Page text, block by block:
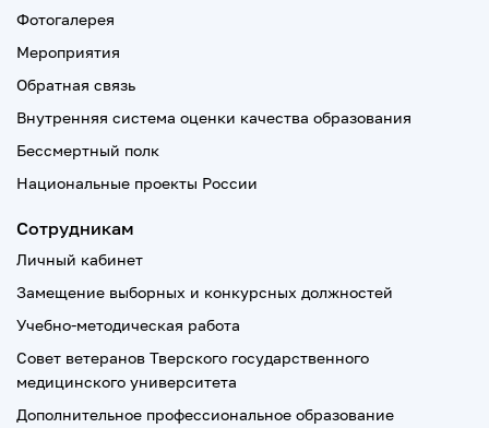
Фотогалерея
Мероприятия
Обратная связь
Внутренняя система оценки качества образования
Бессмертный полк
Национальные проекты России
Сотрудникам
Личный кабинет
Замещение выборных и конкурсных должностей
Учебно-методическая работа
Совет ветеранов Тверского государственного
медицинского университета
Дополнительное профессиональное образование